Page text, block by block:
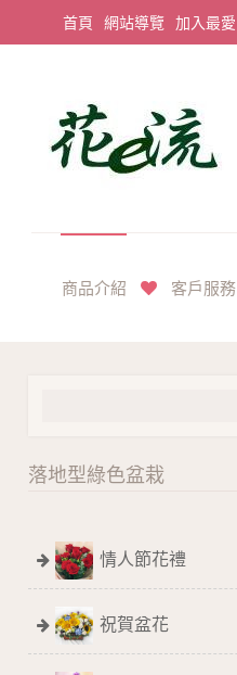
首頁 網站導覽 加入最愛
商品介紹 客戶服務
落地型綠色盆栽
情人節花禮
祝賀盆花